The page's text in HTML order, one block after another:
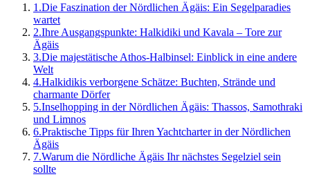
1 .Die Faszination der Nördlichen Ägäis: Ein Segelparadies
wartet
2.Ihre Ausgangspunkte: Halkidiki und Kavala – Tore zur
Ägäis
3.Die majestätische Athos-Halbinsel: Einblick in eine andere
Welt
4.Halkidikis verborgene Schätze: Buchten, Strände und
charmante Dörfer
5.Inselhopping in der Nördlichen Ägäis: Thassos, Samothraki
und Limnos
6.Praktische Tipps für Ihren Yachtcharter in der Nördlichen
Ägäis
7.Warum die Nördliche Ägäis Ihr nächstes Segelziel sein
sollte